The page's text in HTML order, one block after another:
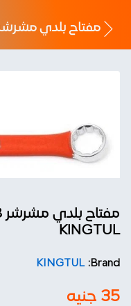
KINGTUL
Brand:
KINGTUL
35 جنيه